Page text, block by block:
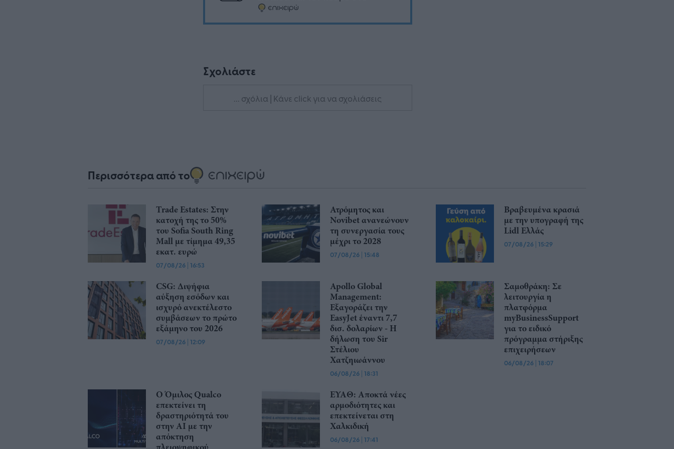
Σχολιάστε
... σχόλια | Κάνε click για να σχολιάσεις
Περισσότερα από το
Trade Estates: Στην
κατοχή της το 50%
του Sofia South Ring
Mall με τίμημα 49,35
εκατ. ευρώ
07/08/26 | 16:53
Ατρόμητος και
Novibet ανανεώνουν
τη συνεργασία τους
μέχρι το 2028
07/08/26 | 15:48
Βραβευμένα κρασιά
με την υπογραφή της
Lidl Ελλάς
07/08/26 | 15:29
CSG: Διψήφια
αύξηση εσόδων και
ισχυρό ανεκτέλεστο
συμβάσεων το πρώτο
εξάμηνο του 2026
07/08/26 | 12:09
Apollo Global
Management:
Εξαγοράζει την
EasyJet έναντι 7,7
δισ. δολαρίων - Η
δήλωση του Sir
Στέλιου
Χατζηιωάννου
06/08/26 | 18:31
Σαμοθράκη: Σε
λειτουργία η
πλατφόρμα
myBusinessSupport
για το ειδικό
πρόγραμμα στήριξης
επιχειρήσεων
06/08/26 | 18:07
Ο Όμιλος Qualco
επεκτείνει τη
δραστηριότητά του
στην ΑΙ με την
απόκτηση
ΕΥΑΘ: Αποκτά νέες
αρμοδιότητες και
επεκτείνεται στη
Χαλκιδική
06/08/26 | 17:41